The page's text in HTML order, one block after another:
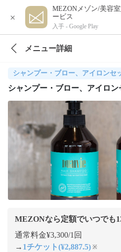
×
MEZONメゾン/美容
ービス
入手 - Google Play
メニュー詳細
シャンプー・ブロー、アイロンセ
シャンプー・ブロー、アイロン
MEZONなら定額でいつでも
通常料金¥3,300/1回
→ 1チケット(¥2,887.5) ※